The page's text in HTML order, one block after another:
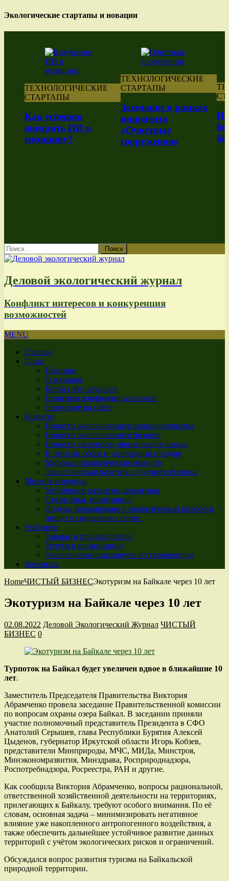
Экологические стартапы и новации
успешно
ИИ в
ТЕХНОЛОГИЧЕСКИЕ
СТАРТАПЫ
Заседание в рамках
инцидента
«Очистные
сооружения»
СТАРТАПЫ
Найти:
Деловой экологический журнал
Конфликт интересов и конкуренция
возможностей
MENU
Главная
О нас
Позиция
О журнале
Карта сайта журнала
Политика конфиденциальности
О рекламе на сайте
Новости
Новости экологического законодательства
Новости экологического бизнеса
Новости «зеленого» финансового рынка
В отрасли сбора и утилизации отходов
Мировые экологические новости
Экологическая политика крупного бизнеса
Мнения и оценки
Устойчивое развитие, аналитика
Статистика, мониторинг
Лидеры формирования экологической повестки
пишут в социальных сетях:
Рейтинги
Товары и производители
Услуги и организации
Экологические маршруты и туроператоры
Контакты
HomeЧИСТЫЙ БИЗНЕСЭкотуризм на Байкале через 10 лет
Экотуризм на Байкале через 10 лет
02.08.2022 Деловой Экологический Журнал ЧИСТЫЙ
БИЗНЕС 0
Турпоток на Байкал будет увеличен вдвое в ближайшие 10
лет.
Заместитель Председателя Правительства Виктория
Абрамченко провела заседание Правительственной комиссии
по вопросам охраны озера Байкал. В заседании приняли
участие полномочный представитель Президента в СФО
Анатолий Серышев, глава Республики Бурятия Алексей
Цыденов, губернатор Иркутской области Игорь Кобзев,
представители Минприроды, МЧС, МИДа, Минстроя,
Минэкономразвития, Минздрава, Росприроднадзора,
Роспотребнадзора, Росреестра, РАН и другие.
Как сообщила Виктория Абрамченко, вопросы рациональной,
ответственной хозяйственной деятельности на территориях,
прилегающих к Байкалу, требуют особого внимания. По её
словам, основная задача – минимизировать негативное
влияние уже накопленного антропогенного воздействия, а
также обеспечить дальнейшее устойчивое развитие данных
территорий с учётом экологических рисков и ограничений.
Обсуждался вопрос развития туризма на Байкальской
природной территории.